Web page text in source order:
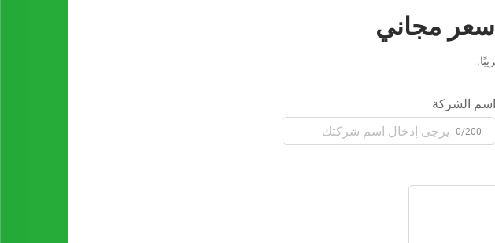
مجاني
اسم الشركة
0/200